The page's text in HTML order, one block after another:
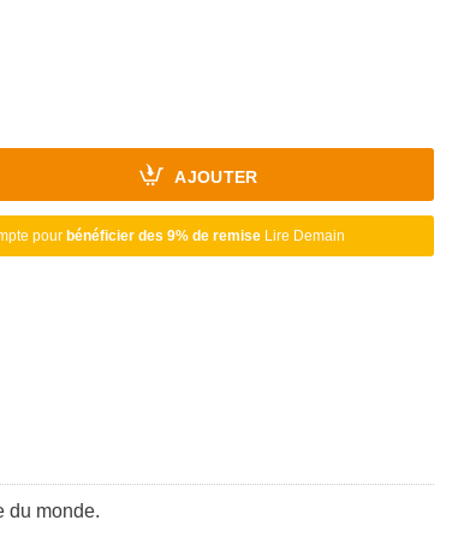
AJOUTER
pour bénéficier des 9% de remiseLire Demain
du monde.